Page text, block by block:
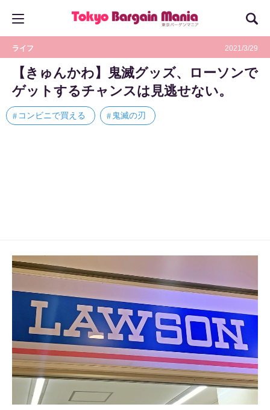
ライフ 2021/3/29
【きゅんかわ】鬼滅グッズ、ローソンで
ゲットするチャンスは見逃せない。
コンビニで買える 鬼滅の刃